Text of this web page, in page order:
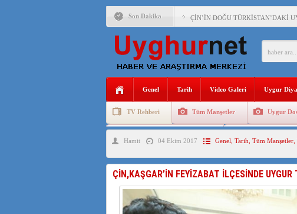
Son Dakika ÇİN’İN DOĞU TÜRKİSTAN’DAKİ
DİYANET AKADEMİSİ BAŞKANI
ÇİN’İN UYGUR POLİTİKALARINI
MHP’DEN URUMÇİ KATLİAMI
İŞGALCİ ÇİN’DEN “FETİHLER
SAADET PARTİSİ İLÇE BAŞKANI :
Genel Tarih Video Galeri Uygur
TV Rehberi Tüm Manşetler Uygur
Uygurlarda Düğün ve Cenaze
Hamit 04 Ekim 2017 Genel Tarih Tüm Manşetler,
ÇİN,KAŞGAR’İN FEYİZABAT İLÇESİNDE